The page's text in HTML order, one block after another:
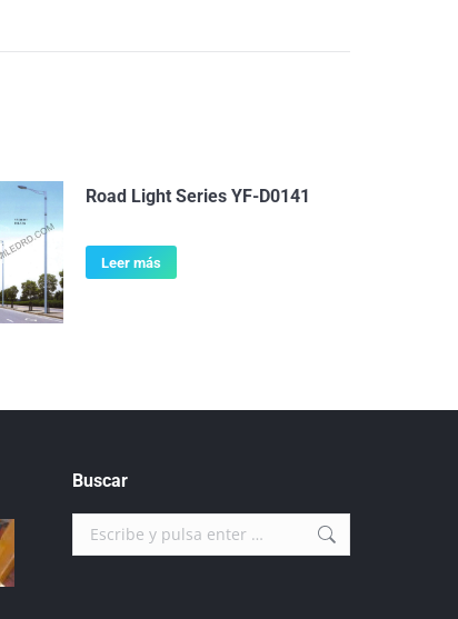
Road Light Series YF-D0141
Leer más
Buscar
Buscar: